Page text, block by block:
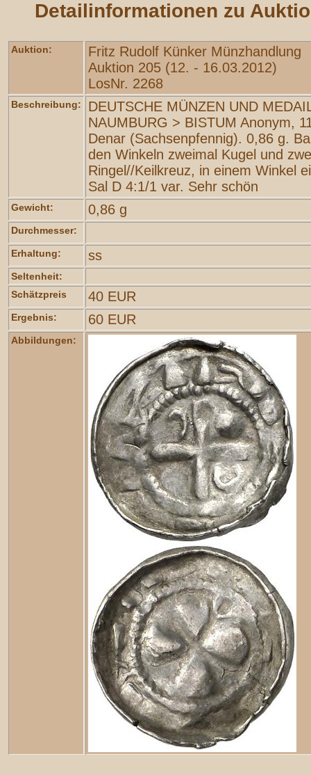
Detailinformationen zu
Auktion:
Fritz Rudolf Künker Münzhandlung
Auktion 205 (12. - 16.03.2012)
LosNr. 2268
Beschreibung:
DEUTSCHE MÜNZEN UND
NAUMBURG > BISTUM Anonym,
Denar (Sachsenpfennig). 0,86 g.
den Winkeln zweimal Kugel und
Ringel//Keilkreuz, in einem Winkel
Sal D 4:1/1 var. Sehr schön
Gewicht: 0,86 g
Durchmesser:
Erhaltung: ss
Seltenheit:
Schätzpreis
40 EUR
Ergebnis: 60 EUR
Abbildungen: